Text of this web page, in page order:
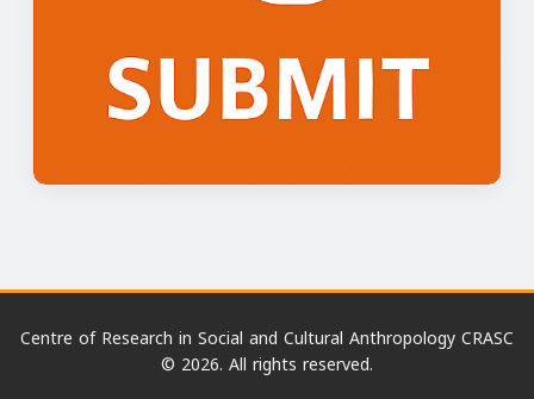
Centre of Research in Social and Cultural Anthropology CRASC
© 2026. All rights reserved.